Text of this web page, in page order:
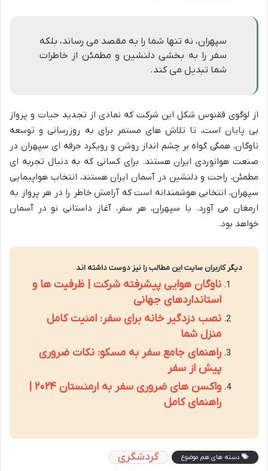
سپهران، نه تنها شما را به مقصد می رساند، بلکه
سفر را به بخشی دلنشین و مطمئن از خاطرات
شما تبدیل می کند.
از لوگوی ققنوس شکل این شرکت که نمادی از تجدید حیات و پرواز
بی پایان است، تا تلاش های مستمر برای به روزرسانی و توسعه
ناوگان، همگی گواه بر چشم انداز روشن و رویکرد حرفه ای سپهران در
صنعت هوانوردی ایران هستند. برای کسانی که به دنبال تجربه ای
مطمئن، راحت و دلنشین در آسمان ایران هستند، انتخاب هواپیمایی
سپهران، انتخابی هوشمندانه است که آرامش خاطر را در هر پرواز به
ارمغان می آورد. با سپهران، هر سفر، آغاز داستانی نو در آسمان
خواهد بود.
دیگر کاربران سایت این مطالب را نیز دوست داشته اند
ناوگان هوایی پیشرفته شرکت | ظرفیت ها و
استانداردهای جهانی
نصب دزدگیر خانه برای سفر: امنیت کامل
منزل شما
راهنمای جامع سفر به مسکو: نکات ضروری
پیش از سفر
راهنمای کامل
دسته های هم موضوع گردشگری